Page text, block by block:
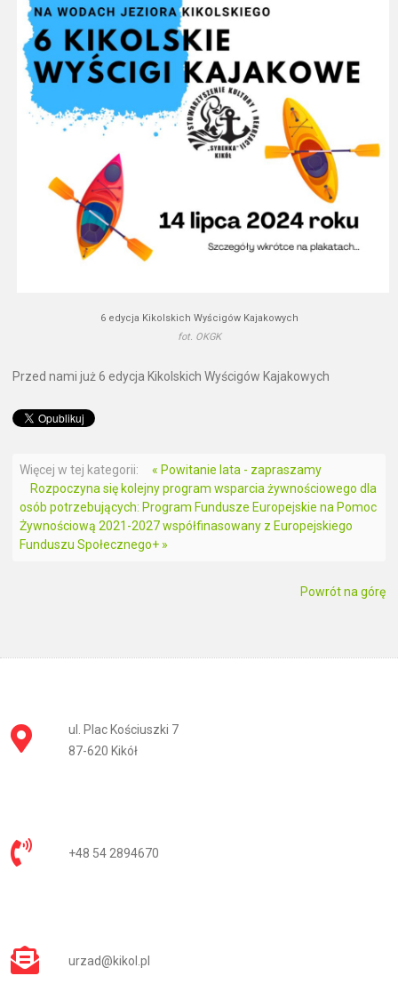
6 edycja Kikolskich Wyścigów Kajakowych
fot. OKGK
Przed nami już 6 edycja Kikolskich Wyścigów Kajakowych
Więcej w tej kategorii:
« Powitanie lata - zapraszamy
Rozpoczyna się kolejny program wsparcia żywnościowego dla
osób potrzebujących: Program Fundusze Europejskie na Pomoc
Żywnościową 2021-2027 współfinasowany z Europejskiego
Funduszu Społecznego+ »
Powrót na górę
ul. Plac Kościuszki 7
87-620 Kikół
+48 54 2894670
urzad@kikol.pl